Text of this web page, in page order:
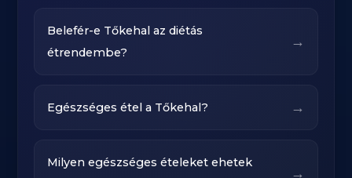
Belefér-e Tőkehal az diétás
étrendembe?
→
Egészséges étel a Tőkehal? →
Milyen egészséges ételeket ehetek
→